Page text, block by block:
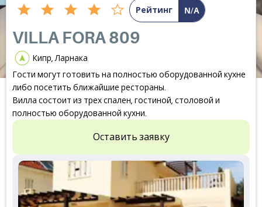
Рейтинг N/A
VILLA FORA 809
Кипр, Ларнака
Гости могут готовить на полностью оборудованной кухне
либо посетить ближайшие рестораны.
Вилла состоит из трех спален, гостиной, столовой и
полностью оборудованной кухни.
Оставить заявку